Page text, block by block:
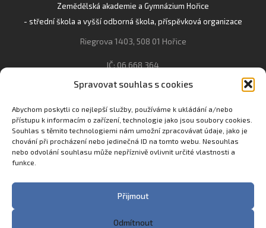
Spravovat souhlas s cookies
Abychom poskytli co nejlepší služby, používáme k ukládání a/nebo
přístupu k informacím o zařízení, technologie jako jsou soubory cookies.
Souhlas s těmito technologiemi nám umožní zpracovávat údaje, jako je
chování při procházení nebo jedinečná ID na tomto webu. Nesouhlas
nebo odvolání souhlasu může nepříznivě ovlivnit určité vlastnosti a
funkce.
Přijmout
Odmítnout
Zemědělská akademie a Gymnázium Hořice
- střední škola a vyšší odborná škola, příspěvková organizace
Riegrova 1403, 508 01 Hořice
IČ: 06 668 364
493 623 021, 493 623 022
info@gozhorice.cz
www.zaghorice.cz
Pověřenec pro ochranu osobních údajů:
Innovation One s.r.o. IČO: 04734807 Březenecká 4808 430 04
Filip Šikola +420 775 992 451 filip.sikola@innone.cz